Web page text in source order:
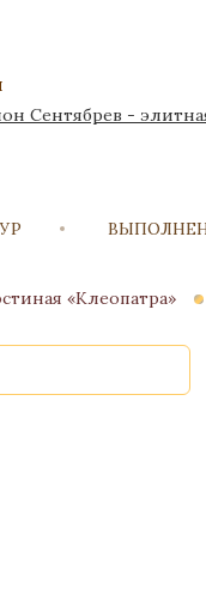
«Клеопатра»